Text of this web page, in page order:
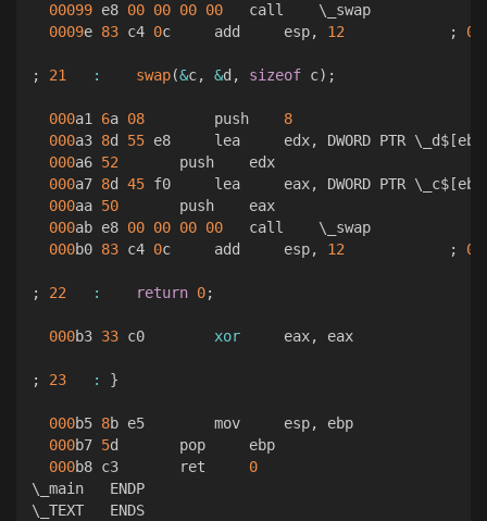
00099 e8 00 00 00 00
   call    \_swap
0009e 83 c4 0c     add     esp, 12 ;
; 21 : swap(&c, &d , sizeof c) ;
000a1 6a 08
        push
8
000a3 8d 55 e8     lea     edx, DWORD PTR \_d$[ebp
000a6 52
       push    edx
000a7 8d 45 f0     lea     eax, DWORD PTR \_c$[ebp
000aa 50
       push    eax
000ab e8 00 00 00 00
   call    \_swap
000b0 83 c4 0c     add     esp, 12 ;
; 22 : return 0;
000b3 33 c0 xor
     eax
, eax
; 23 : }
000b5 8b e5        mov     esp, ebp
000b7 5d       pop     ebp
000b8 c3       ret 0
\_main   ENDP
\_TEXT   ENDS